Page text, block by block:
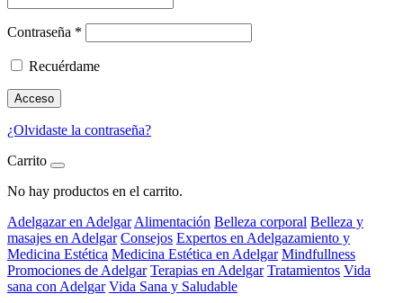
Contraseña *
Recuérdame
Acceso
¿Olvidaste la contraseña?
Carrito
No hay productos en el carrito.
Adelgazar en Adelgar Alimentación Belleza corporal Belleza y
masajes en Adelgar Consejos Expertos en Adelgazamiento y
Medicina Estética Medicina Estética en Adelgar Mindfullness
Promociones de Adelgar Terapias en Adelgar Tratamientos Vida
sana con Adelgar Vida Sana y Saludable